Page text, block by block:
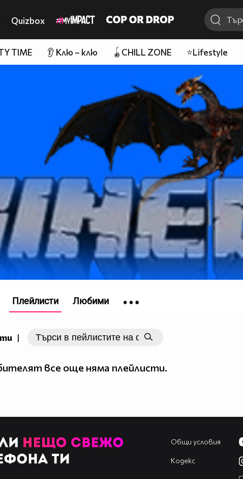
Quizbox
TIME 👂 Клю – клю 🪀CHILL ZONE ⭐Lifestyle
|
все още няма плейлисти.
Плейлисти Любими
Общи условия
Кодекс